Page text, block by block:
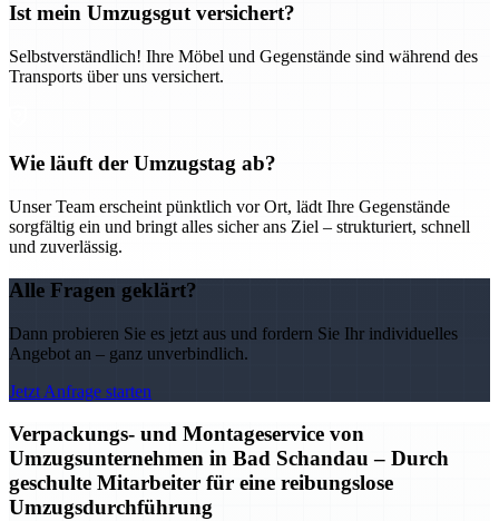
Ist mein Umzugsgut versichert?
Selbstverständlich! Ihre Möbel und Gegenstände sind während des
Transports über uns versichert.
Wie läuft der Umzugstag ab?
Unser Team erscheint pünktlich vor Ort, lädt Ihre Gegenstände
sorgfältig ein und bringt alles sicher ans Ziel – strukturiert, schnell
und zuverlässig.
Alle Fragen geklärt?
Dann probieren Sie es jetzt aus und fordern Sie Ihr individuelles
Angebot an – ganz unverbindlich.
Jetzt Anfrage starten
Verpackungs- und Montageservice von
Umzugsunternehmen in Bad Schandau – Durch
geschulte Mitarbeiter für eine reibungslose
Umzugsdurchführung